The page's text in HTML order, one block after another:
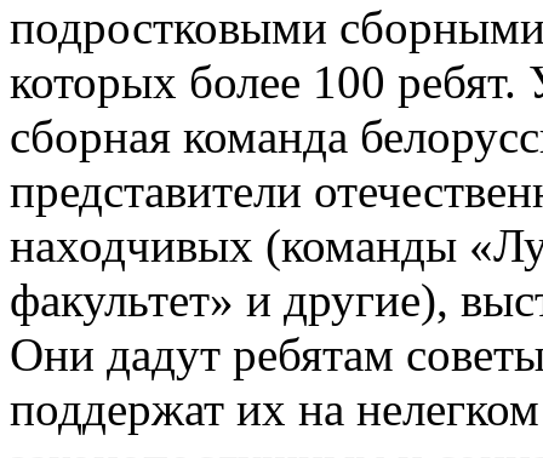
подростковыми
которых более 100
сборная команда
представители
находчивых (команды
факультет» и другие),
Они дадут ребятам
поддержат их на